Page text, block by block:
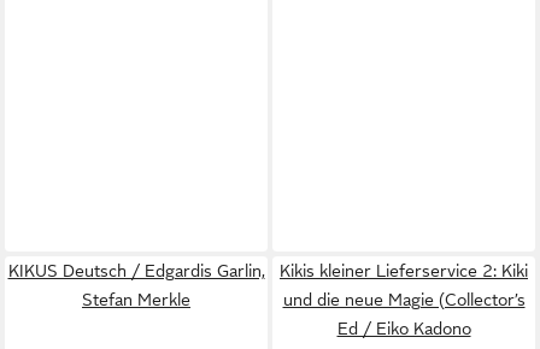
KIKUS Deutsch / Edgardis Garlin,
Stefan Merkle
Kikis kleiner Lieferservice 2: Kiki
und die neue Magie (Collector’s
Ed / Eiko Kadono